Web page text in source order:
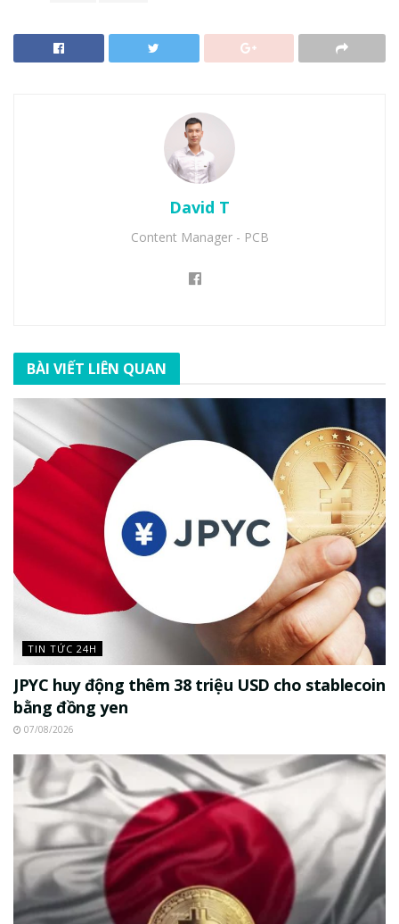
David T
Content Manager - PCB
BÀI VIẾT LIÊN QUAN
TIN TỨC 24H
JPYC huy động thêm 38 triệu USD cho stablecoin
bằng đồng yen
07/08/2026